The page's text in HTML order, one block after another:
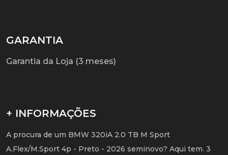
GARANTIA
Garantia da Loja (3 meses)
+ INFORMAÇÕES
A procura de um BMW 320iA 2.0 TB M Sport
A.Flex/M.Sport 4p - Preto - 2026 seminovo? Aqui tem. 3